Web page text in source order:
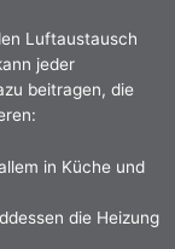
Luftaustausch
jeder
beitragen, die
in Küche und
die Heizung